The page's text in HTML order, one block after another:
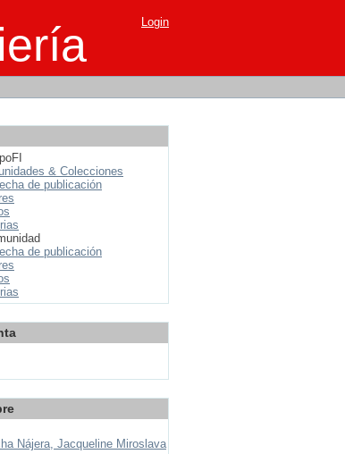
Login
& Colecciones
de publicación
de publicación
Nájera, Jacqueline Miroslava